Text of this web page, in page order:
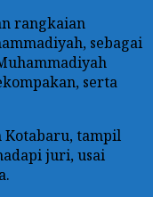
rangkaian
sebagai
serta
Kotabaru, tampil
juri, usai